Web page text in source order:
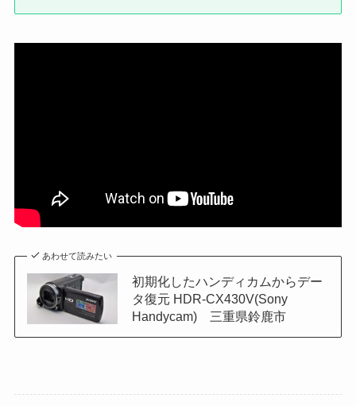
あわせて読みたい
初期化したハンディカムからデー
タ復元 HDR-CX430V(Sony
Handycam) 三重県鈴鹿市